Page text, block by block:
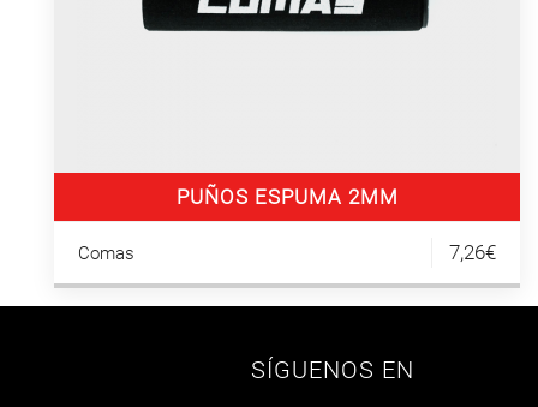
PUÑOS ESPUMA 2MM
Comas 7,26€
SÍGUENOS EN